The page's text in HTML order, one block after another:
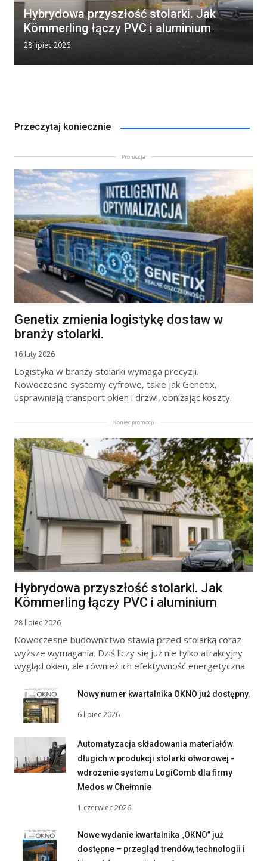
Hybrydowa przyszłość stolarki. Jak
Kömmerling łączy PVC i aluminium
28 lipiec 2026
Przeczytaj koniecznie
Promocja
Genetix zmienia logistykę dostaw w
branży stolarki.
16 luty 2026
Logistyka w branży stolarki wymaga precyzji.
Nowoczesne systemy cyfrowe, takie jak Genetix,
usprawniają transport okien i drzwi, obniżając koszty.
Koniec promocji
Hybrydowa przyszłość stolarki. Jak
Kömmerling łączy PVC i aluminium
28 lipiec 2026
Nowoczesne budownictwo stawia przed stolarką coraz
wyższe wymagania. Dziś liczy się już nie tylko atrakcyjny
wygląd okien, ale również ich efektywność energetyczna
Nowy numer kwartalnika OKNO już dostępny.
6 lipiec 2026
Automatyzacja składowania materiałów
długich w produkcji stolarki otworowej -
wdrożenie systemu LogiComb dla firmy
Medos w Chełmnie
1 czerwiec 2026
Nowe wydanie kwartalnika „OKNO” już
dostępne – przegląd trendów, technologii i